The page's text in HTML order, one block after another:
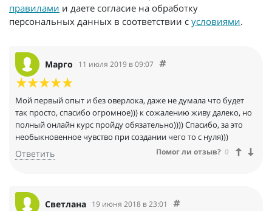
правилами и даете согласие на обработку
персональных данных в соответствии с условиями.
Марго 11 июля 2019 в 09:07
Мой первый опыт и без оверлока, даже не думала что будет
так просто, спасибо огромное))) к сожалению живу далеко, но
полный онлайн курс пройду обязательно)))) Спасибо, за это
необыкновенное чувство при создании чего то с нуля)))
Ответить Помог ли отзыв? 0
Светлана 19 июня 2018 в 23:01